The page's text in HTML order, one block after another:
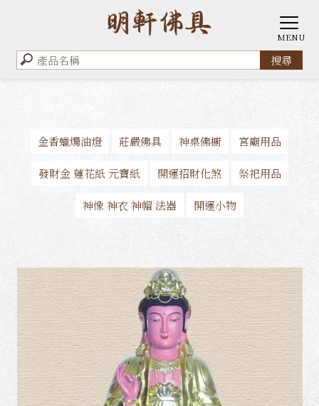
金香蠟燭油燈 莊嚴佛具 神桌佛櫥 宮廟用品
發財金 蓮花紙 元寶紙 開運招財化煞 祭祀用品
神像 神衣 神帽 法器 開運小物